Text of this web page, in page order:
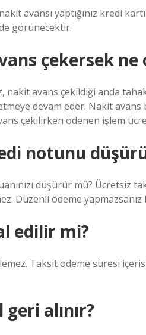
avansı yaptığınız kredi
görünecektir.
çekersek ne
nakit avans çekildiği anda
devam eder. Nakit avans
çekilirken ödenen işlem
notunu
düşürür mü? Ücretsiz
Düzenli ödeme yapmazsanız
edilir mi?
Taksit ödeme süresi
alınır?